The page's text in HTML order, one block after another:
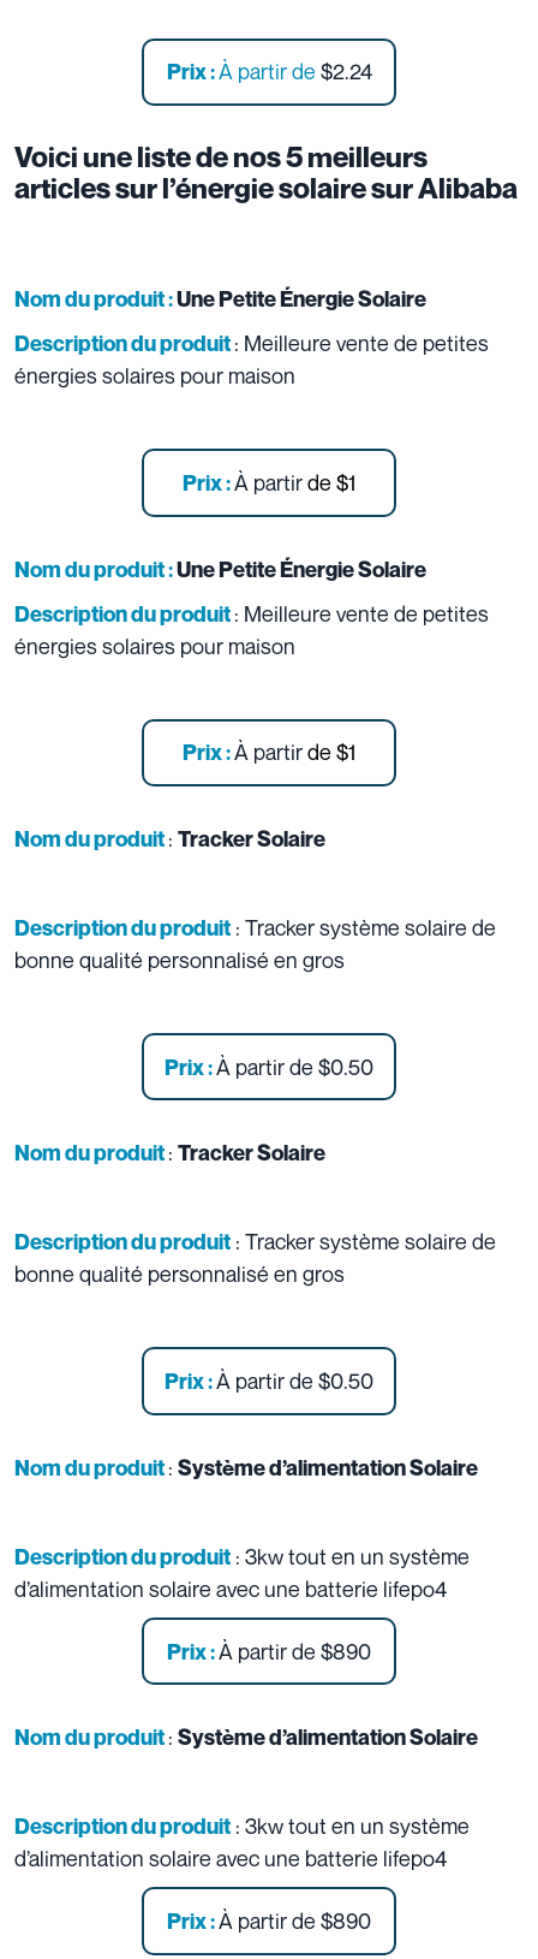
Prix :À partir de $2.24
Voici une liste de nos 5 meilleurs
articles sur l’énergie solaire sur Alibaba
Nom du produit :Une Petite Énergie Solaire
Description du produit: Meilleure vente de petites
énergies solaires pour maison
Prix :À partirde $1
Nom du produit :Une Petite Énergie Solaire
Description du produit: Meilleure vente de petites
énergies solaires pour maison
Prix :À partirde $1
Nom du produit: Tracker Solaire
Description du produit : Tracker système solaire de
bonne qualité personnalisé en gros
Prix :À partir de $0.50
Nom du produit: Tracker Solaire
Description du produit : Tracker système solaire de
bonne qualité personnalisé en gros
Prix :À partir de $0.50
Nom du produit: Système d’alimentation Solaire
Description du produit : 3kw tout en un système
d’alimentation solaire avec une batterie lifepo4
Prix :À partir de $890
Nom du produit: Système d’alimentation Solaire
Description du produit : 3kw tout en un système
d’alimentation solaire avec une batterie lifepo4
Prix :À partir de $890